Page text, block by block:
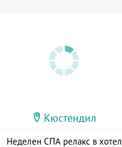
Кюстендил
Неделен СПА релакс в хотел